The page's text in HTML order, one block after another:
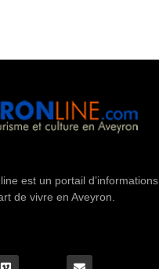
est un portail d’informations
de vivre en Aveyron.